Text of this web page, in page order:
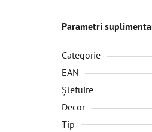
Parametri
Categorie
EAN
Șlefuire
Decor
Tip